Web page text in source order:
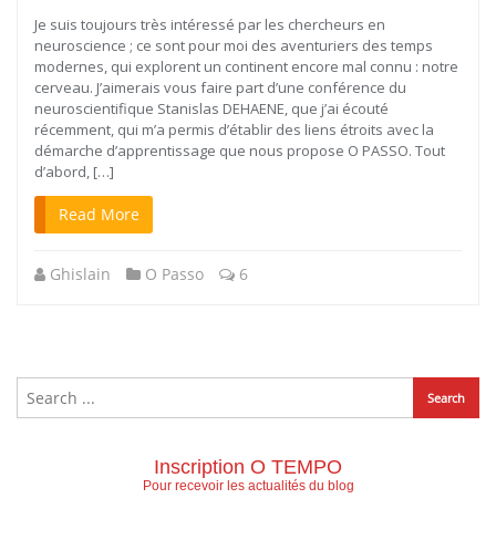
Je suis toujours très intéressé par les chercheurs en
neuroscience ; ce sont pour moi des aventuriers des temps
modernes, qui explorent un continent encore mal connu : notre
cerveau. J’aimerais vous faire part d’une conférence du
neuroscientifique Stanislas DEHAENE, que j’ai écouté
récemment, qui m’a permis d’établir des liens étroits avec la
démarche d’apprentissage que nous propose O PASSO. Tout
d’abord, […]
Read More
Ghislain O Passo 6
Inscription O TEMPO
Pour recevoir les actualités du blog